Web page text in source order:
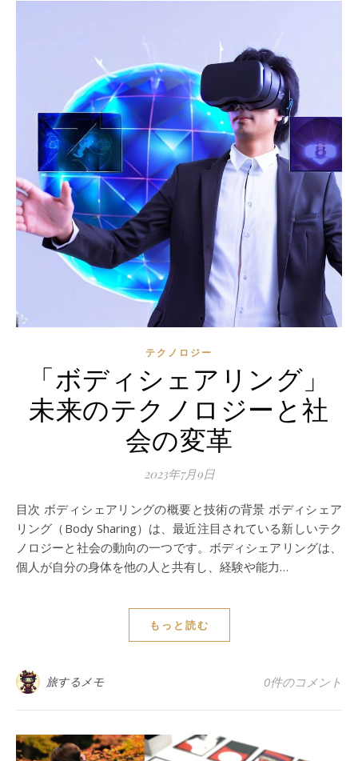
テクノロジー
「ボディシェアリング」
未来のテクノロジーと社
会の変革
2023年7月9日
目次 ボディシェアリングの概要と技術の背景 ボディシェア
リング（Body Sharing）は、最近注目されている新しいテク
ノロジーと社会の動向の一つです。ボディシェアリングは、
個人が自分の身体を他の人と共有し、経験や能力…
もっと読む
旅するメモ 0件のコメント